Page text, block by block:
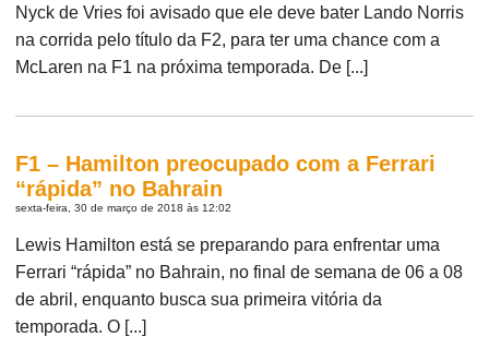
Nyck de Vries foi avisado que ele deve bater Lando Norris
na corrida pelo título da F2, para ter uma chance com a
McLaren na F1 na próxima temporada. De [...]
F1 – Hamilton preocupado com a Ferrari
“rápida” no Bahrain
sexta-feira, 30 de março de 2018 às 12:02
Lewis Hamilton está se preparando para enfrentar uma
Ferrari “rápida” no Bahrain, no final de semana de 06 a 08
de abril, enquanto busca sua primeira vitória da
temporada. O [...]